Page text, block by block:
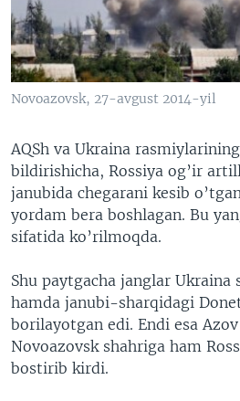
VIDEO
XABARLAR SURATLARDA
ODNOKLASSNIKI
TELEGRAM
TWITTER
Novoazovsk, 27-avgust 2014-yil
AQSh va Ukraina
bildirishicha, Rossiya og’ir
janubida chegarani kesib
yordam bera boshlagan. Bu
sifatida ko’rilmoqda.
Shu paytgacha janglar
hamda janubi-sharqidagi
borilayotgan edi. Endi esa
Novoazovsk shahriga ham
bostirib kirdi.